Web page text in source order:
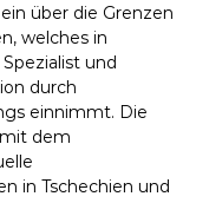
über die Grenzen
welches in
und
durch
einnimmt. Die
dem
in Tschechien und